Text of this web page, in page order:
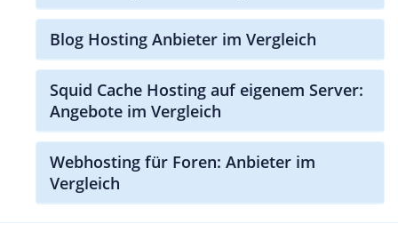
Blog Hosting Anbieter im Vergleich
Squid Cache Hosting auf eigenem Server:
Angebote im Vergleich
Webhosting für Foren: Anbieter im
Vergleich